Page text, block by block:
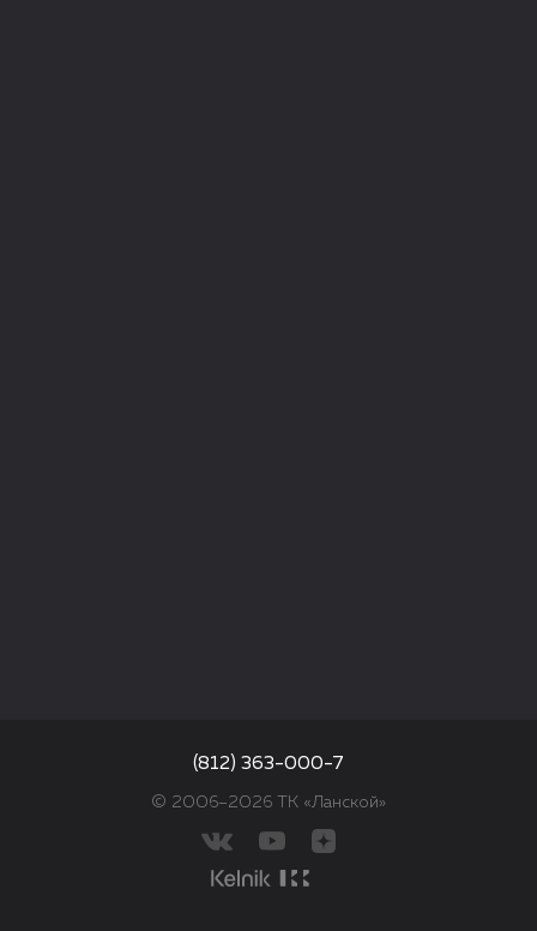
© 2006–2026 ТК «Ланской»
(812) 363-000-7